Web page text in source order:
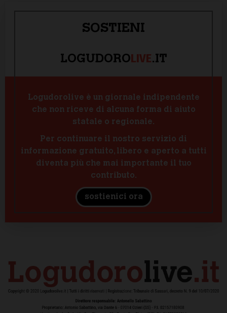
SOSTIENI
LOGUDOROLIVE.IT
Logudorolive è un giornale indipendente
che non riceve di alcuna forma di aiuto
statale o regionale.
Per continuare il nostro servizio di
informazione gratuito, libero e aperto a tutti
diventa più che mai importante il tuo
contributo.
sostienici ora